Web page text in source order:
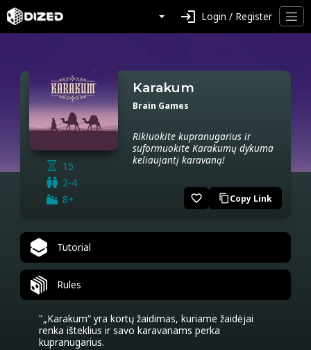
login Login / Register
15
2-4
8+
Karakum
Brain Games
Rikiuokite kupranugarius ir
suformuokite Karakumų dykuma
keliaujantį karavaną!
favorite_border content_copyCopy Link
Tutorial
Rules
"„Karakum“ yra kortų žaidimas, kuriame žaidėjai
renka išteklius ir savo karavanams perka
kupranugarius.